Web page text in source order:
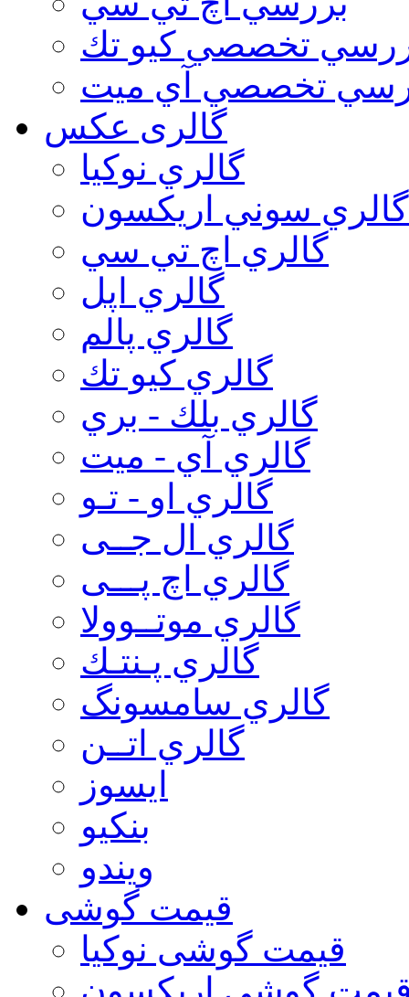
تخصصي كيو تك
تخصصي آي ميت
گالری عکس
گالري نوكيا
گالري سوني اريكسون
گالري اچ تي سي
گالري اپل
گالري پالم
گالري كيو تك
گالري بلك - بري
گالري آي - ميت
گالري او - تـو
گالري ال جــی
گالري اچ پـــی
گالري موتــوولا
گالري پـنتـك
گالري سامسونگ
گالري اتــن
ایسوز
بنکیو
ویندو
قیمت گوشی
قیمت گوشی نوكيا